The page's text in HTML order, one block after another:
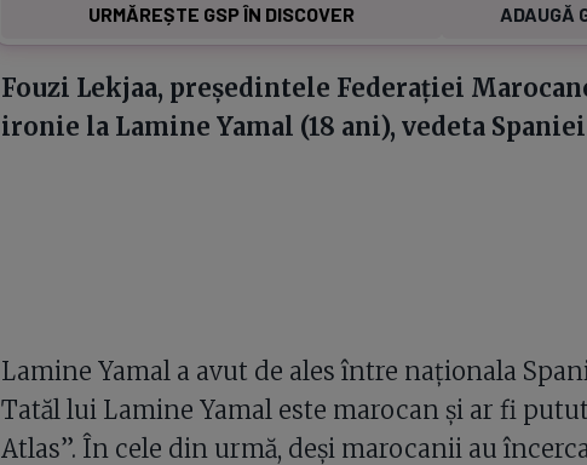
URMĂREȘTE GSP ÎN DISCOVER ADAUGĂ
Fouzi Lekjaa, președintele Federației
ironie la Lamine Yamal (18 ani), vedeta
Lamine Yamal a avut de ales între naționala
Tatăl lui Lamine Yamal este marocan și ar fi
Atlas”. În cele din urmă, deși marocanii au